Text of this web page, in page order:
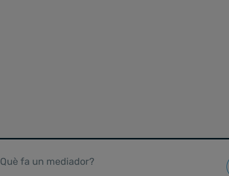
Què fa un mediador?